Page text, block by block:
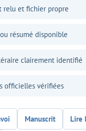
relu et fichier propre
résumé disponible
clairement identifié
officielles vérifiées
Manuscrit Lire